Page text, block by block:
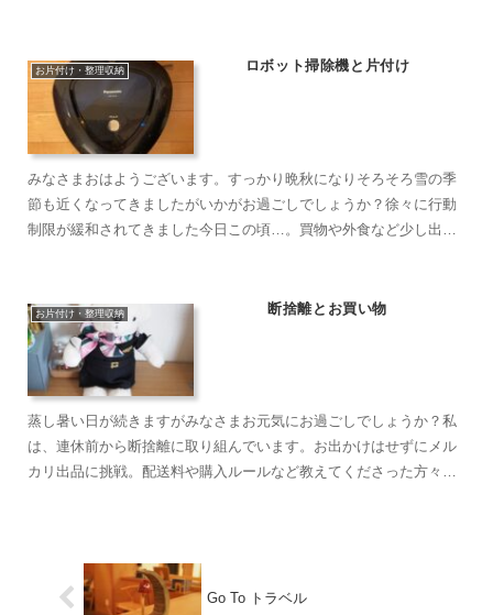
お片付け・整理収納 ロボット掃除機と片付け
みなさまおはようございます。すっかり晩秋になりそろそろ雪の季
節も近くなってきましたがいかがお過ごしでしょうか？徐々に行動
制限が緩和されてきました今日この頃…。買物や外食など少し出か
お片付け・整理収納 断捨離とお買い物
蒸し暑い日が続きますがみなさまお元気にお過ごしでしょうか？私
は、連休前から断捨離に取り組んでいます。お出かけはせずにメル
カリ出品に挑戦。配送料や購入ルールなど教えてくださった方々あ
Go To トラベル